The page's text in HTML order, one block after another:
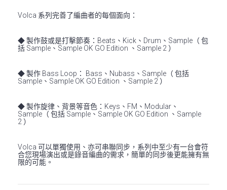
Volca 系列完善了編曲者的每個面向：
◆ 製作鼓或是打擊節奏：Beats、Kick、Drum、Sample（ 包
括 Sample、Sample OK GO Edition 、Sample 2 ）
◆ 製作 Bass Loop： Bass、Nubass、Sample（ 包括
Sample、Sample OK GO Edition 、Sample 2 ）
◆ 製作旋律、背景等音色：Keys、FM、Modular、
Sample（ 包括 Sample、Sample OK GO Edition 、Sample
2 ）
Volca 可以單獨使用、亦可串聯同步，系列中至少有一台會符
合您現場演出或是錄音編曲的需求，簡單的同步後更能擁有無
限的可能。